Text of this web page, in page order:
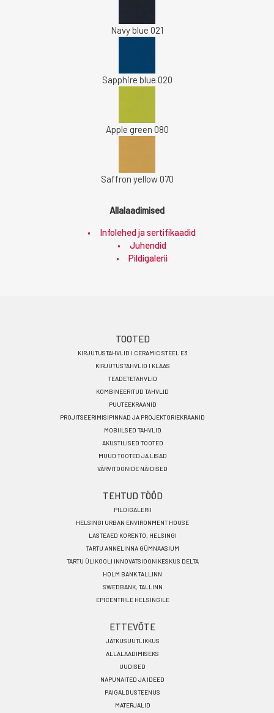
Navy blue 021
Sapphire blue 020
Apple green 080
Saffron yellow 070
Allalaadimised
Infolehed ja sertifikaadid
Juhendid
Pildigalerii
TOOTED
KIRJUTUSTAHVLID I CERAMIC STEEL E3
KIRJUTUSTAHVLID I KLAAS
TEADETETAHVLID
KOMBINEERITUD TAHVLID
PUUTEEKRAANID
PROJITSEERIMISIPINNAD JA PROJEKTORIEKRAANID
MOBIILSED TAHVLID
AKUSTILISED TOOTED
MUUD TOOTED JA LISAD
VÄRVITOONIDE NÄIDISED
TEHTUD TÖÖD
PILDIGALERII
HELSINGI URBAN ENVIRONMENT HOUSE
LASTEAED KORENTO, HELSINGI
TARTU ANNELINNA GÜMNAASIUM
TARTU ÜLIKOOLI INNOVATSIOONIKESKUS DELTA
HOLM BANK TALLINN
SWEDBANK, TALLINN
EPICENTRILE HELSINGILE
ETTEVÕTE
JÄTKUSUUTLIKKUS
ALLALAADIMISEKS
UUDISED
NAPUNAITED JA IDEED
PAIGALDUSTEENUS
MATERJALID